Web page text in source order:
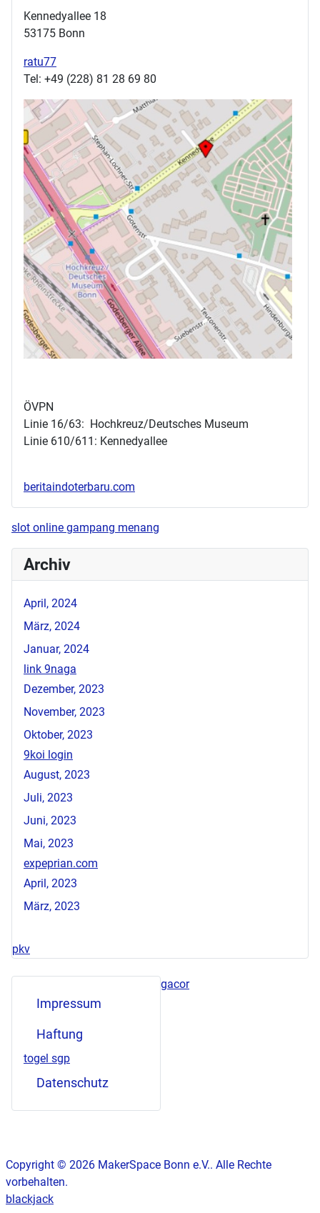
Kennedyallee 18
53175 Bonn
ratu77
Tel: +49 (228) 81 28 69 80
ÖVPN
Linie 16/63: Hochkreuz/Deutsches Museum
Linie 610/611: Kennedyallee
beritaindoterbaru.com
slot online gampang menang
Archiv
April, 2024
März, 2024
Januar, 2024
link 9naga
Dezember, 2023
November, 2023
Oktober, 2023
9koi login
August, 2023
Juli, 2023
Juni, 2023
Mai, 2023
expeprian.com
April, 2023
März, 2023
pkv
Impressum
Haftung
togel sgp
Datenschutz
gacor
Copyright © 2026 MakerSpace Bonn e.V.. Alle Rechte
vorbehalten.
blackjack